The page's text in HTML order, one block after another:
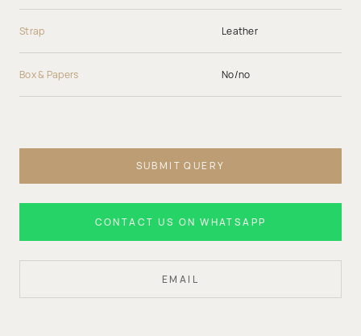
Strap Leather
Box & Papers No/no
SUBMIT QUERY
CONTACT US ON WHATSAPP
EMAIL